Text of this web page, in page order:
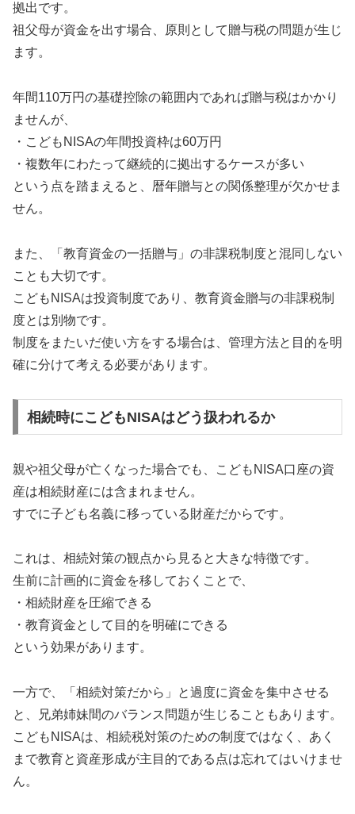
拠出です。
祖父母が資金を出す場合、原則として贈与税の問題が生じ
ます。
年間110万円の基礎控除の範囲内であれば贈与税はかかり
ませんが、
・こどもNISAの年間投資枠は60万円
・複数年にわたって継続的に拠出するケースが多い
という点を踏まえると、暦年贈与との関係整理が欠かせま
せん。
また、「教育資金の一括贈与」の非課税制度と混同しない
ことも大切です。
こどもNISAは投資制度であり、教育資金贈与の非課税制
度とは別物です。
制度をまたいだ使い方をする場合は、管理方法と目的を明
確に分けて考える必要があります。
相続時にこどもNISAはどう扱われるか
親や祖父母が亡くなった場合でも、こどもNISA口座の資
産は相続財産には含まれません。
すでに子ども名義に移っている財産だからです。
これは、相続対策の観点から見ると大きな特徴です。
生前に計画的に資金を移しておくことで、
・相続財産を圧縮できる
・教育資金として目的を明確にできる
という効果があります。
一方で、「相続対策だから」と過度に資金を集中させる
と、兄弟姉妹間のバランス問題が生じることもあります。
こどもNISAは、相続税対策のための制度ではなく、あく
まで教育と資産形成が主目的である点は忘れてはいけませ
ん。